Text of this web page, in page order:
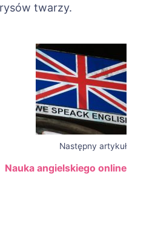
twarzy.
Następny artykuł
Nauka angielskiego online